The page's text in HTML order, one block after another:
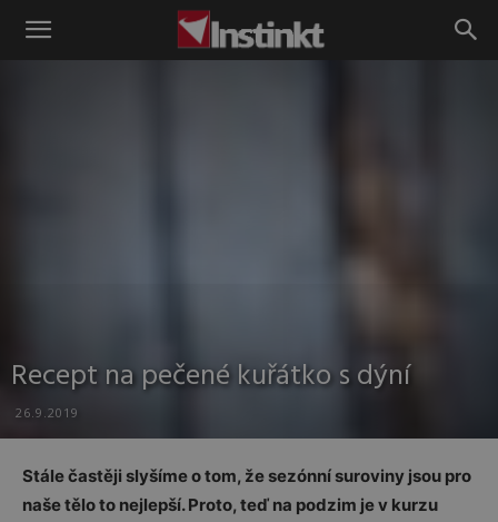
Instinkt
Recept na pečené kuřátko s dýní
26.9.2019
Stále častěji slyšíme o tom, že sezónní suroviny jsou pro
naše tělo to nejlepší. Proto, teď na podzim je v kurzu